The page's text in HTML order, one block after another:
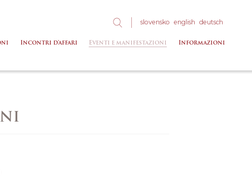
slovensko eng lish deutsch
Incontri d’affari Eventi e manifestazioni Informazioni